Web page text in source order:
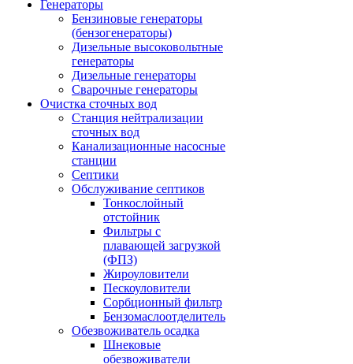
Генераторы
Бензиновые генераторы
(бензогенераторы)
Дизельные высоковольтные
генераторы
Дизельные генераторы
Сварочные генераторы
Очистка сточных вод
Станция нейтрализации
сточных вод
Канализационные насосные
станции
Септики
Обслуживание септиков
Тонкослойный
отстойник
Фильтры с
плавающей загрузкой
(ФПЗ)
Жироуловители
Пескоуловители
Сорбционный фильтр
Бензомаслоотделитель
Обезвоживатель осадка
Шнековые
обезвоживатели